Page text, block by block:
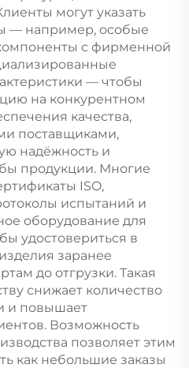
могут указать
— например, особые
с фирменной
— чтобы
на конкурентном
качества,
поставщиками,
надёжность и
продукции. Многие
ISO,
испытаний и
оборудование для
удостовериться в
заранее
до отгрузки. Такая
снижает количество
и повышает
Возможность
позволяет этим
как небольшие заказы